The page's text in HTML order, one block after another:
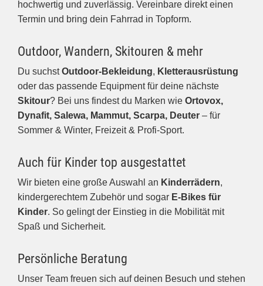
hochwertig und zuverlässig. Vereinbare direkt einen
Termin und bring dein Fahrrad in Topform.
Outdoor, Wandern, Skitouren & mehr
Du suchstOutdoor-Bekleidung, Kletterausrüstung
oder das passende Equipment für deine nächste
Skitour? Bei uns findest du Marken wie Ortovox,
Dynafit, Salewa, Mammut, Scarpa, Deuter – für
Sommer & Winter, Freizeit & Profi-Sport.
Auch für Kinder top ausgestattet
Wir bieten eine große Auswahl an Kinderrädern,
kindergerechtem Zubehör und sogar E-Bikes für
Kinder. So gelingt der Einstieg in die Mobilität mit
Spaß und Sicherheit.
Persönliche Beratung
Unser Team freuen sich auf deinen Besuch und stehen